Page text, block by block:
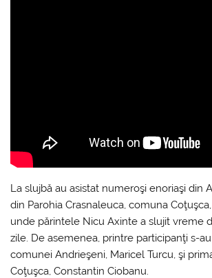
La slujbă au asistat numeroşi enoriaşi din
din Parohia Crasnaleuca, comuna
unde părintele Nicu Axinte a slujit vreme
zile. De asemenea, printre participanţi s-
comunei Andrieşeni, Maricel Turcu, şi
Coţuşca, Constantin Ciobanu.